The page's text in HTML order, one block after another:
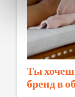
Ты
бренд в